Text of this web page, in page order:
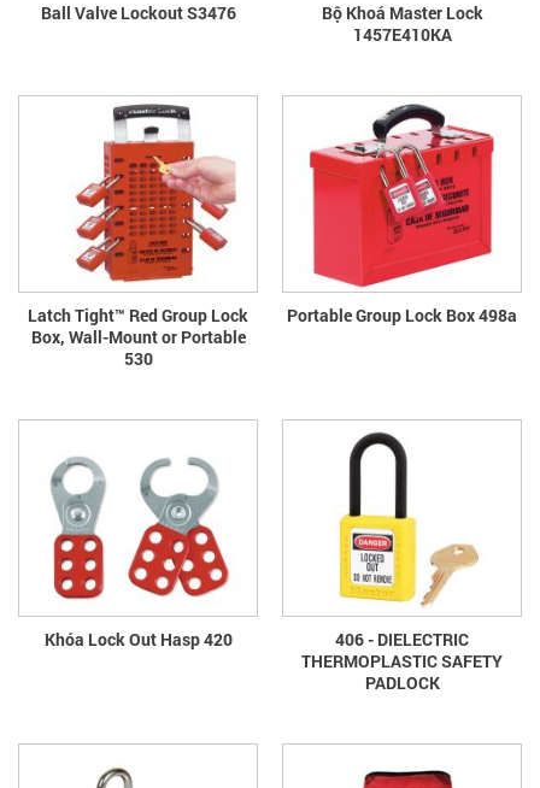
Ball Valve Lockout S3476
Bộ Khoá Master Lock
1457E410KA
Latch Tight™ Red Group Lock
Box, Wall-Mount or Portable
530
Portable Group Lock Box 498a
Khóa Lock Out Hasp 420
406 - DIELECTRIC
THERMOPLASTIC SAFETY
PADLOCK